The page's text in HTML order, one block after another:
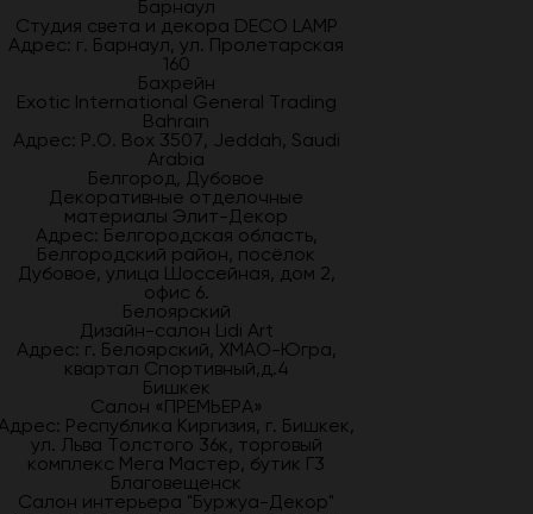
Барнаул
Студия света и декора DECO LAMP
Адрес: г. Барнаул, ул. Пролетарская
160
Бахрейн
Exotic International General Trading
Bahrain
Адрес: P.O. Box 3507, Jeddah, Saudi
Arabia
Белгород, Дубовое
Декоративные отделочные
материалы Элит-Декор
Адрес: Белгородская область,
Белгородский район, посёлок
Дубовое, улица Шоссейная, дом 2,
офис 6.
Белоярский
Дизайн-салон Lidi Art
Адрес: г. Белоярский, ХМАО-Югра,
квартал Спортивный,д.4
Бишкек
Салон «ПРЕМЬЕРА»
Республика Киргизия, г. Бишкек,
ул. Льва Толстого 36к, торговый
комплекс Мега Мастер, бутик Г3
Благовещенск
Салон интерьера "Буржуа-Декор"